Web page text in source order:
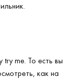
me. То есть вы
как на